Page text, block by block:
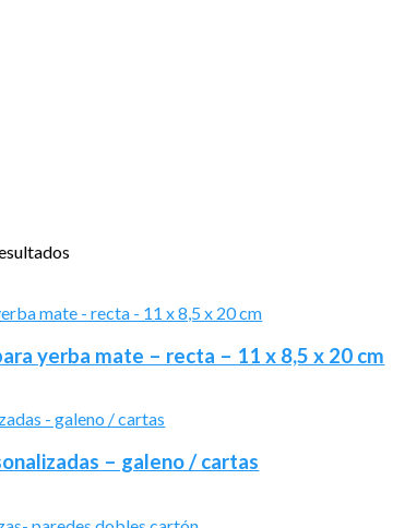
últimos
yerba mate – recta – 11 x 8,5 x 20 cm
– galeno / cartas